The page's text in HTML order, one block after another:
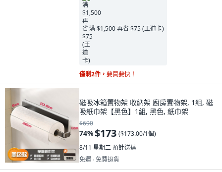
满 $1,500 再省 $75 (王道卡)
僅剩2件， 要買要快！
磁吸冰箱置物架 收納架 廚房置物架, 1組, 磁
吸紙巾架【黑色】1組, 黑色, 紙巾架
$690
74%$173 ($173.00/1個)
8/11 星期二預計送達
免運 ∙ 免費退貨